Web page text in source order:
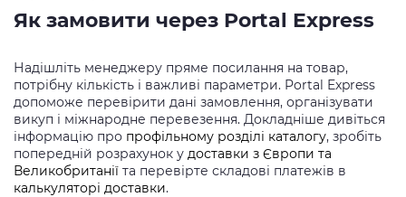
Як замовити через Portal Express
Надішліть менеджеру пряме посилання на товар,
потрібну кількість і важливі параметри. Portal Express
допоможе перевірити дані замовлення, організувати
викуп і міжнародне перевезення. Докладніше дивіться
інформацію про профільному розділі каталогу, зробіть
попередній розрахунок у доставки з Європи та
Великобританії та перевірте складові платежів в
калькуляторі доставки.